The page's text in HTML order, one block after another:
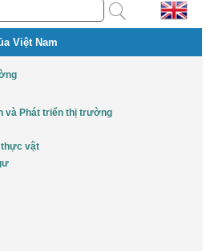
Việt Nam
và Phát triển thị trường
thực vật